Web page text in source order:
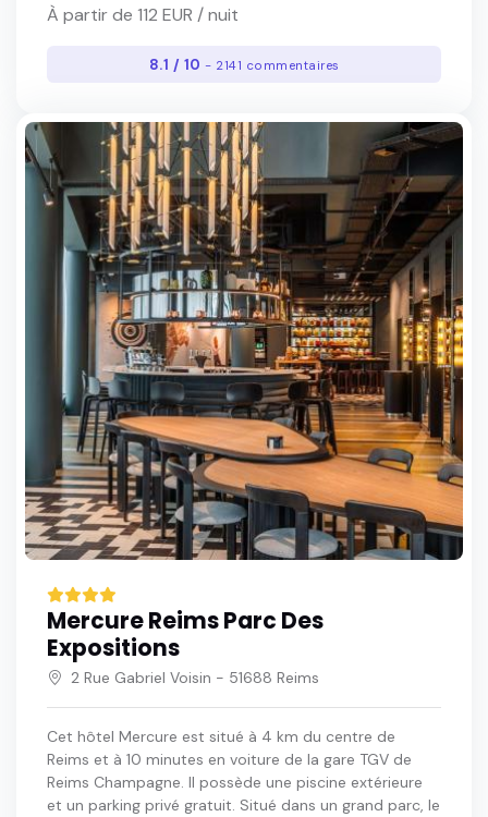
À partir de 112 EUR / nuit
8.1 / 10 - 2141 commentaires
Mercure Reims Parc Des
Expositions
2 Rue Gabriel Voisin - 51688 Reims
Cet hôtel Mercure est situé à 4 km du centre de
Reims et à 10 minutes en voiture de la gare TGV de
Reims Champagne. Il possède une piscine extérieure
et un parking privé gratuit. Situé dans un grand parc, le